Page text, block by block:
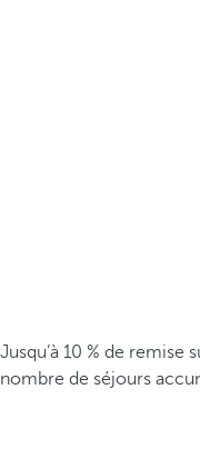
Jusqu’à 10 % de
nombre de séjours